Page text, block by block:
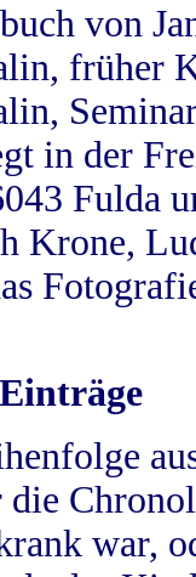
von
früher
in der
Fulda
Krone,
die
war,